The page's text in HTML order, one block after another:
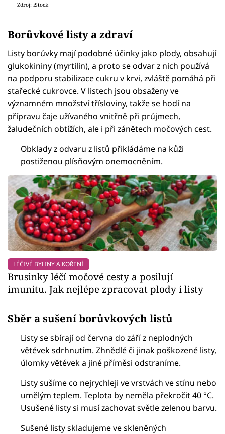
Zdroj: iStock
Borůvkové listy a zdraví
Listy borůvky mají podobné účinky jako plody, obsahují
glukokininy (myrtilin), a proto se odvar z nich používá
na podporu stabilizace cukru v krvi, zvláště pomáhá při
stařecké cukrovce. V listech jsou obsaženy ve
významném množství třísloviny, takže se hodí na
přípravu čaje užívaného vnitřně při průjmech,
žaludečních obtížích, ale i při zánětech močových cest.
Obklady z odvaru z listů přikládáme na kůži
postiženou plísňovým onemocněním.
LÉČIVÉ BYLINY A KOŘENÍ
Brusinky léčí močové cesty a posilují
imunitu. Jak nejlépe zpracovat plody i listy
Sběr a sušení borůvkových listů
Listy se sbírají od června do září z neplodných
větévek sdrhnutím. Zhnědlé či jinak poškozené listy,
úlomky větévek a jiné příměsi odstraníme.
Listy sušíme co nejrychleji ve vrstvách ve stínu nebo
umělým teplem. Teplota by neměla překročit 40 °C.
Usušené listy si musí zachovat světle zelenou barvu.
Sušené listy skladujeme ve skleněných